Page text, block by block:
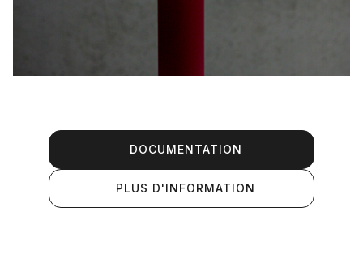
DOCUMENTATION
PLUS D'INFORMATION